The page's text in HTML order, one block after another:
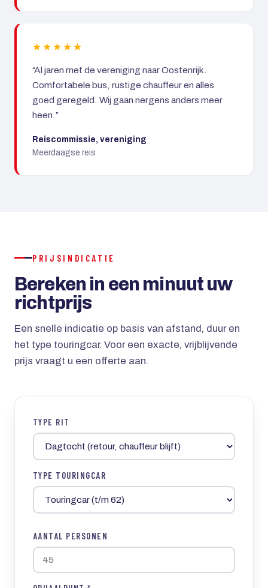
★★★★★
“Al jaren met de vereniging naar Oostenrijk.
Comfortabele bus, rustige chauffeur en alles
goed geregeld. Wij gaan nergens anders meer
heen.”
Reiscommissie, vereniging
Meerdaagse reis
PRIJSINDICATIE
Bereken in een minuut uw
richtprijs
Een snelle indicatie op basis van afstand, duur en
het type touringcar. Voor een exacte, vrijblijvende
prijs vraagt u een offerte aan.
TYPE RIT
TYPE TOURINGCAR
AANTAL PERSONEN